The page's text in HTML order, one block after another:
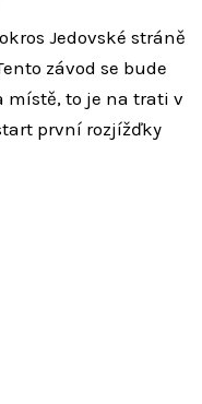
Jedovské stráně
závod se bude
místě, to je na trati v
první rozjížďky